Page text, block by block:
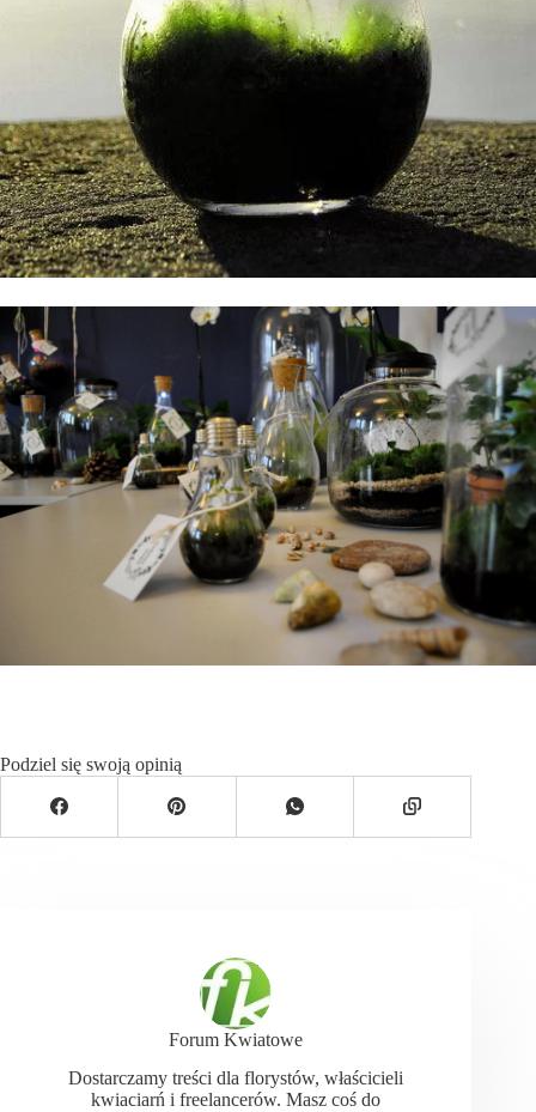
Podziel się swoją opinią
Forum Kwiatowe
Dostarczamy treści dla florystów, właścicieli
kwiaciarń i freelancerów. Masz coś do